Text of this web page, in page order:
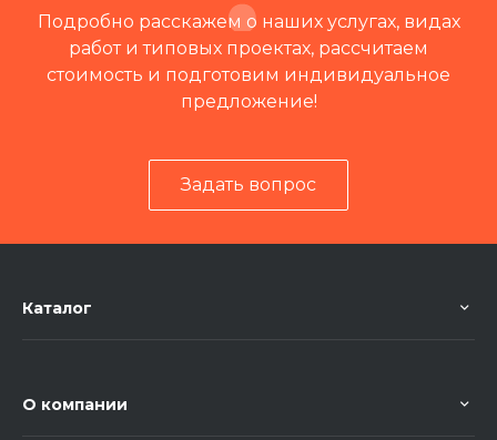
Подробно расскажем о наших услугах, видах
работ и типовых проектах, рассчитаем
стоимость и подготовим индивидуальное
предложение!
Задать вопрос
Каталог
О компании